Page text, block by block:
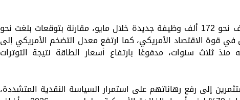
وأوضح التقرير أن الاقتصاد الأمريكي أضاف نحو 172 ألف وظيفة جديدة خلال مايو، مقارنة بتوقعات بلغت نحو
في قوة الاقتصاد الأمريكي، كما ارتفع معدل التضخم الأمريكي إلى
ثلاث سنوات، مدفوعًا بارتفاع أسعار الطاقة نتيجة التوترات
إلى رفع رهاناتهم على استمرار السياسة النقدية المتشددة،